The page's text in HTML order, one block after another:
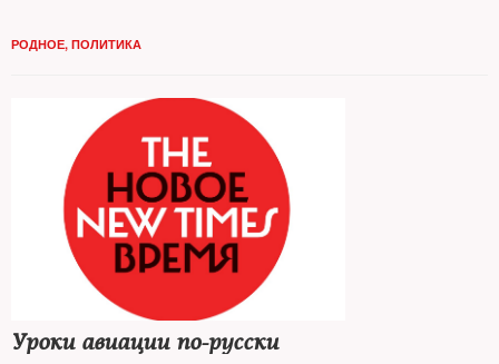
РОДНОЕ, ПОЛИТИКА
Уроки авиации по-русски